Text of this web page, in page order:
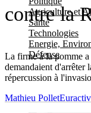
Agriculture et
Santé
Technologies
Energie,
Défense
contre la
La firme à la pomme
demandaient d'arrêter
répercussion à
Mathieu Pollet